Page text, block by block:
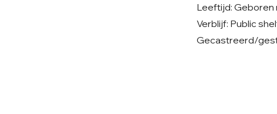
Leeftijd: Geboren
Verblijf: Public
Gecastreerd/